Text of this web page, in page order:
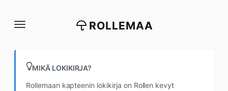
suoraan
ROLLEMAA
MIKÄ LOKIKIRJA?
Rollemaan kapteenin lokikirja on Rollen kevyt